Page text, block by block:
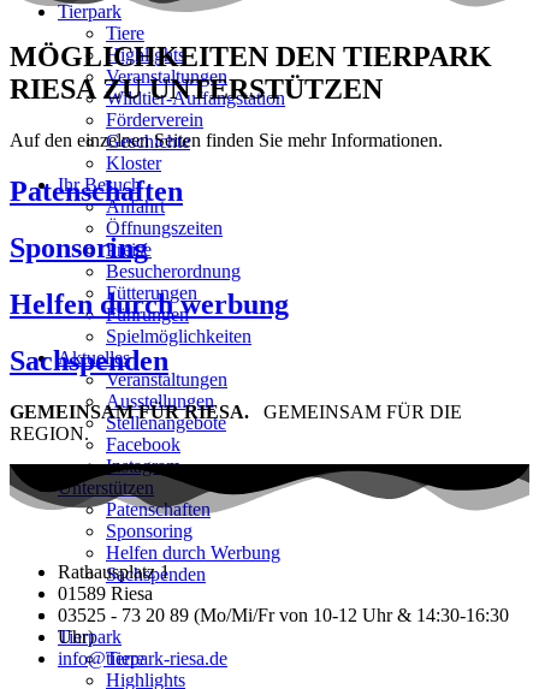
Tierpark
Tiere
Highlights
Veranstaltungen
Wildtier-Auffangstation
Förderverein
Geschichte
Kloster
Ihr Besuch
Anfahrt
Öffnungszeiten
Preise
Besucherordnung
Fütterungen
Führungen
Spielmöglichkeiten
Aktuelles
Veranstaltungen
Ausstellungen
Stellenangebote
Facebook
Instagram
Unterstützen
Patenschaften
Sponsoring
Helfen durch Werbung
Sachspenden
Tierpark
Tiere
Highlights
MÖGLICHKEITEN DEN TIERPARK
RIESA ZU UNTERSTÜTZEN
Auf den einzelnen Seiten finden Sie mehr Informationen.
Patenschaften
Sponsoring
Helfen durch werbung
Sachspenden
GEMEINSAM FÜR RIESA. GEMEINSAM FÜR DIE
REGION.
Rathausplatz 1
01589 Riesa
03525 - 73 20 89 (Mo/Mi/Fr von 10-12 Uhr & 14:30-16:30
Uhr)
info@tierpark-riesa.de